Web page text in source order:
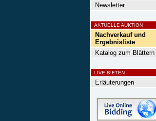
Newsletter
AKTUELLE AUKTION
Nachverkauf und
Ergebnisliste
Katalog zum Blättern
LIVE BIETEN
Erläuterungen